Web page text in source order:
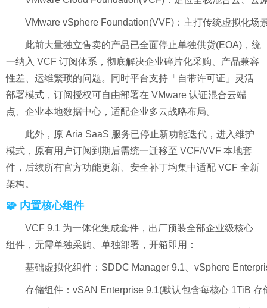
VMware vSphere Foundation(VVF)：主打传统虚拟化场
此前大量独立售卖的产品已全面停止单独供货(EOA)，统
一纳入 VCF 订阅体系，彻底解决企业碎片化采购、产品兼容
性差、运维繁琐的问题。同时平台支持「自带许可证」灵活
部署模式，订阅授权可自由部署在 VMware 认证混合云端
点、企业本地数据中心，适配企业多云战略布局。
此外，原 Aria SaaS 服务已停止新功能迭代，进入维护
模式，原有用户订阅到期后需统一迁移至 VCF/VVF 本地套
件，后续所有官方功能更新、安全补丁均集中适配 VCF 全新
架构。
🧩 内置核心组件
VCF 9.1 为一体化集成套件，出厂预装全部企业级核心
组件，无需单独采购、单独部署，开箱即用：
基础虚拟化组件：SDDC Manager 9.1、vSphere
存储组件：vSAN Enterprise 9.1(默认包含每核心 1TiB 存